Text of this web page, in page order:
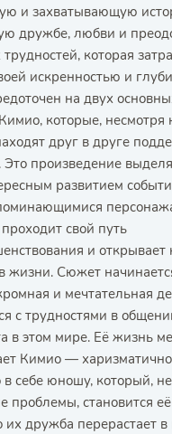
и захватывающую
дружбе, любви и
которая
искренностью и
на двух
которые, несмотря
друг в друге
произведение
развитием
свой путь
и открывает
жизни. Сюжет
и мечтательная
с трудностями в
в этом мире. Её жизнь
Кимио —
в себе юношу, который,
проблемы, становится
их дружба перерастает в